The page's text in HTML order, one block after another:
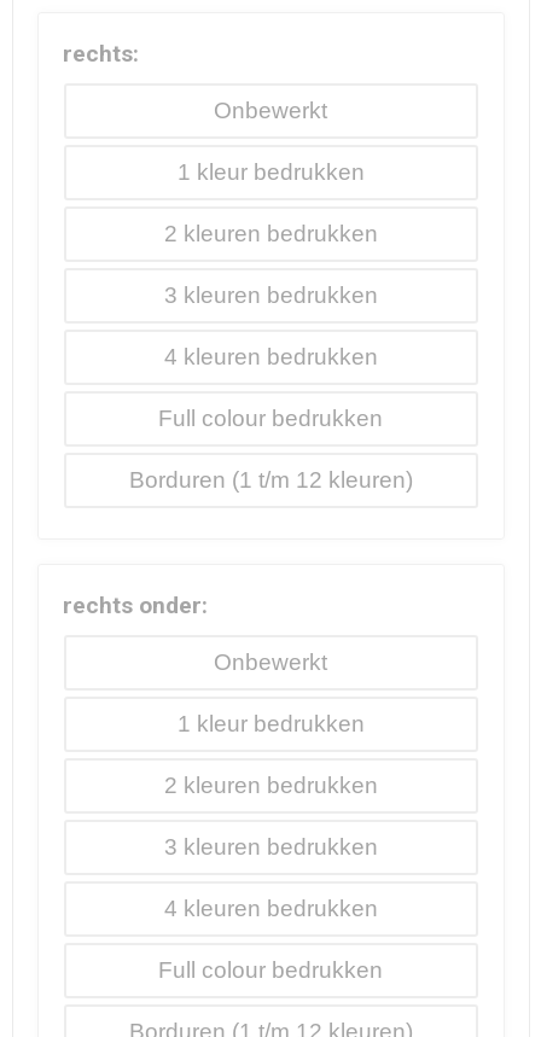
rechts:
Onbewerkt
1
2
3
4
Borduren
Full colour
rechts onder:
Onbewerkt
1
2
3
4
Borduren
Full colour